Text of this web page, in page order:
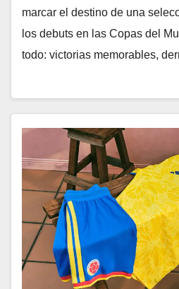
marcar el destino de una
los debuts en las Copas del
todo: victorias memorables,